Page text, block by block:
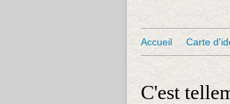
Accueil Carte
C'est